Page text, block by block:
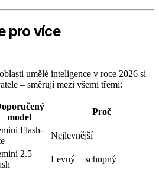
pro více
umělé inteligence v roce 2026 si
– směrují mezi všemi třemi:
model
Proč
Flash-
Nejlevnější
2.5
Levný + schopný